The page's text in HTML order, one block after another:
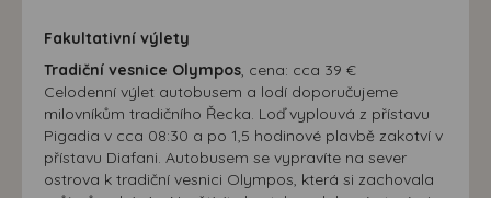
Fakultativní výlety
Tradiční vesnice Olympos, cena: cca 39 €
Celodenní výlet autobusem a lodí doporučujeme
milovníkům tradičního Řecka. Loď vyplouvá z přístavu
Pigadia v cca 08:30 a po 1,5 hodinové plavbě zakotví v
přístavu Diafani. Autobusem se vypravíte na sever
ostrova k tradiční vesnici Olympos, která si zachovala
přizpůsobených Vašim zájmům.